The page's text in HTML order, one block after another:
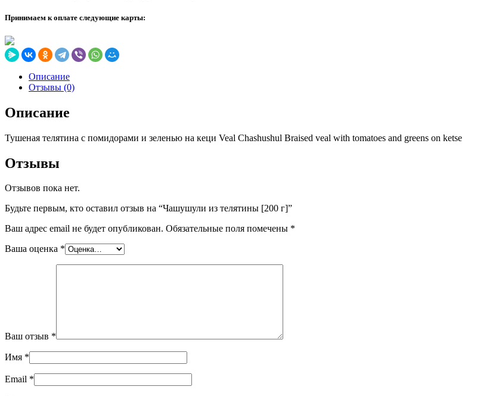
Принимаем к оплате следующие карты:
Описание
Отзывы (0)
Описание
Тушеная телятина с помидорами и зеленью на кеци Veal Chashushul Braised veal with tomatoes and greens on ketse
Отзывы
Отзывов пока нет.
Будьте первым, кто оставил отзыв на “Чашушули из телятины [200 г]”
Ваш адрес email не будет опубликован. Обязательные поля помечены *
Ваша оценка *
Ваш отзыв *
Имя *
Email *